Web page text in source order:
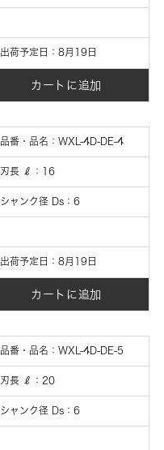
出荷予定日： 8月19日
カートに追加
品番・品名： WXL-4D-DE-4
刃長 ℓ ： 16
シャンク径 Ds ： 6
出荷予定日： 8月19日
カートに追加
品番・品名： WXL-4D-DE-5
刃長 ℓ ： 20
シャンク径 Ds ： 6